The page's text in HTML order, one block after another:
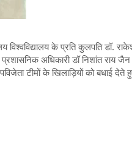
विश्वविद्यालय के प्रति कुलपति
प्रशासनिक अधिकारी डॉ निशांत राय
टीमों के खिलाड़ियों को बधाई